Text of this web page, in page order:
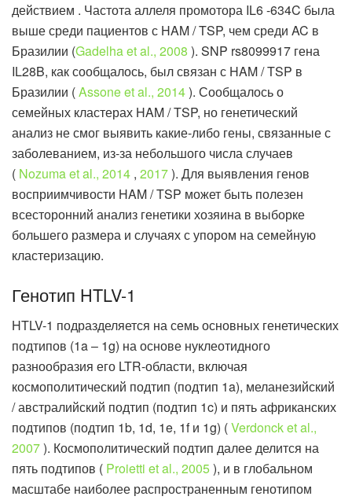
действием . Частота аллеля промотора IL6 -634C была
выше среди пациентов с HAM / TSP, чем среди AC в
Бразилии (Gadelha et al., 2008 ). SNP rs8099917 гена
IL28B, как сообщалось, был связан с HAM / TSP в
Бразилии (Assone et al., 2014). Сообщалось о
семейных кластерах HAM / TSP, но генетический
анализ не смог выявить какие-либо гены, связанные с
заболеванием, из-за небольшого числа случаев
( Nozuma et al., 2014 , 2017). Для выявления генов
восприимчивости HAM / TSP может быть полезен
всесторонний анализ генетики хозяина в выборке
большего размера и случаях с упором на семейную
кластеризацию.
Генотип HTLV-1
HTLV-1 подразделяется на семь основных генетических
подтипов (1a – 1g) на основе нуклеотидного
разнообразия его LTR-области, включая
космополитический подтип (подтип 1a), меланезийский
/ австралийский подтип (подтип 1c) и пять африканских
подтипов (подтип 1b, 1d, 1e, 1f и 1g) (Verdonck et al.,
2007). Космополитический подтип далее делится на
пять подтипов ( Proietti et al., 2005), и в глобальном
масштабе наиболее распространенным генотипом